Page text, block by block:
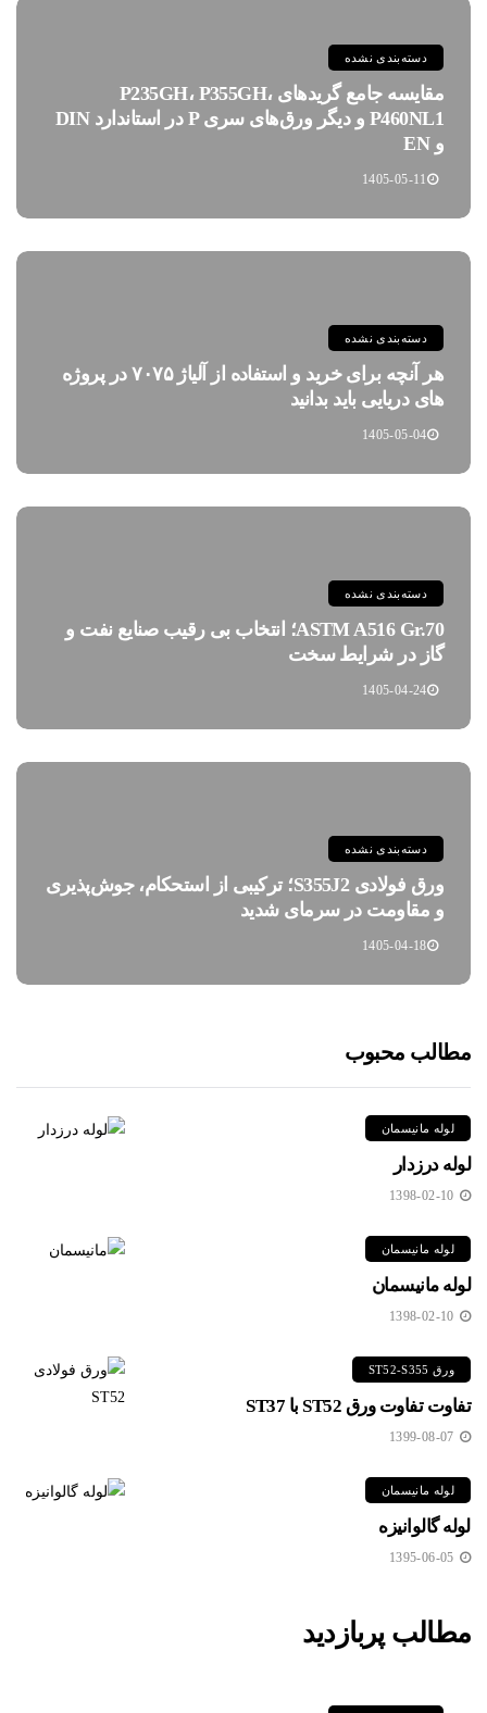
دسته‌بندی نشده
مقایسه جامع گریدهای P235GH، P355GH،
P460NL1 و دیگر ورق‌های سری P در استاندارد DIN
و EN
1405-05-11
دسته‌بندی نشده
هر آنچه برای خرید و استفاده از آلیاژ ۷۰۷۵ در پروژه
های دریایی باید بدانید
1405-05-04
دسته‌بندی نشده
ASTM A516 Gr.70؛ انتخاب بی رقیب صنایع نفت و
گاز در شرایط سخت
1405-04-24
دسته‌بندی نشده
ورق فولادی S355J2؛ ترکیبی از استحکام، جوش‌پذیری
و مقاومت در سرمای شدید
1405-04-18
مطالب محبوب
لوله مانیسمان
لوله درزدار
1398-02-10
لوله مانیسمان
لوله مانیسمان
1398-02-10
ورق ST52-S355
تفاوت تفاوت ورق ST52 با ST37
1399-08-07
لوله مانیسمان
لوله گالوانیزه
1395-06-05
مطالب پربازدید